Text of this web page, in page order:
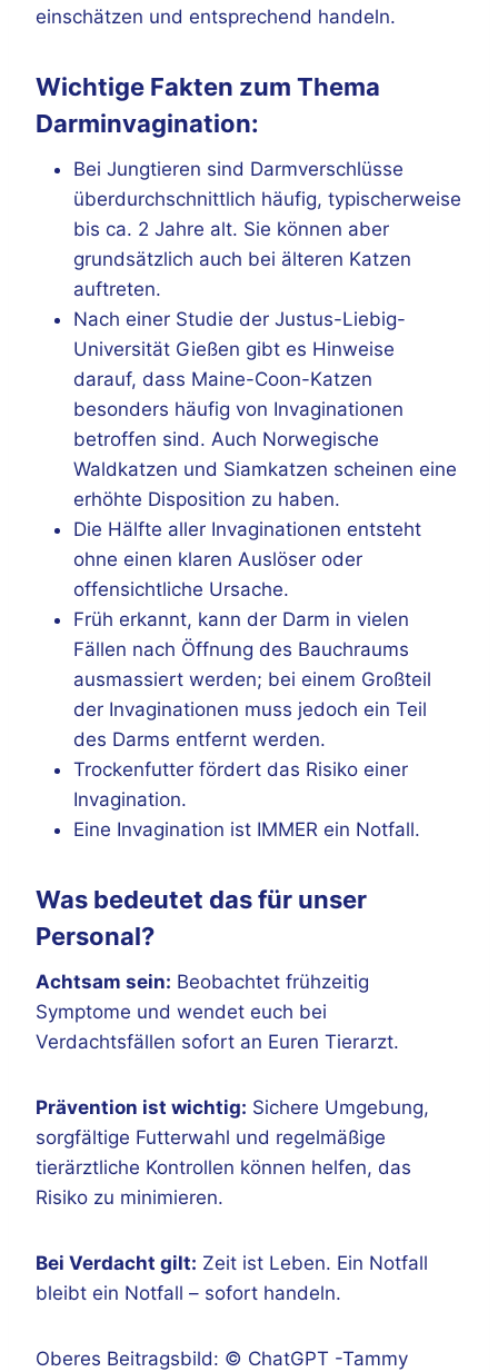
einschätzen und entsprechend handeln.
Wichtige Fakten zum Thema
Darminvagination:
Bei Jungtieren sind Darmverschlüsse
überdurchschnittlich häufig, typischerweise
bis ca. 2 Jahre alt. Sie können aber
grundsätzlich auch bei älteren Katzen
auftreten.
Nach einer Studie der Justus-Liebig-
Universität Gießen gibt es Hinweise
darauf, dass Maine-Coon-Katzen
besonders häufig von Invaginationen
betroffen sind. Auch Norwegische
Waldkatzen und Siamkatzen scheinen eine
erhöhte Disposition zu haben.
Die Hälfte aller Invaginationen entsteht
ohne einen klaren Auslöser oder
offensichtliche Ursache.
Früh erkannt, kann der Darm in vielen
Fällen nach Öffnung des Bauchraums
ausmassiert werden; bei einem Großteil
der Invaginationen muss jedoch ein Teil
des Darms entfernt werden.
Trockenfutter fördert das Risiko einer
Invagination.
Eine Invagination ist IMMER ein Notfall.
Was bedeutet das für unser
Personal?
Achtsam sein: Beobachtet frühzeitig
Symptome und wendet euch bei
Verdachtsfällen sofort an Euren Tierarzt.
Prävention ist wichtig: Sichere Umgebung,
sorgfältige Futterwahl und regelmäßige
tierärztliche Kontrollen können helfen, das
Risiko zu minimieren.
Bei Verdacht gilt: Zeit ist Leben. Ein Notfall
bleibt ein Notfall – sofort handeln.
Oberes Beitragsbild: © ChatGPT -Tammy